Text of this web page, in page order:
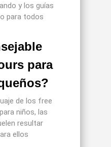
y los guías
para todos
para
de los free
niños, las
resultar
ellos